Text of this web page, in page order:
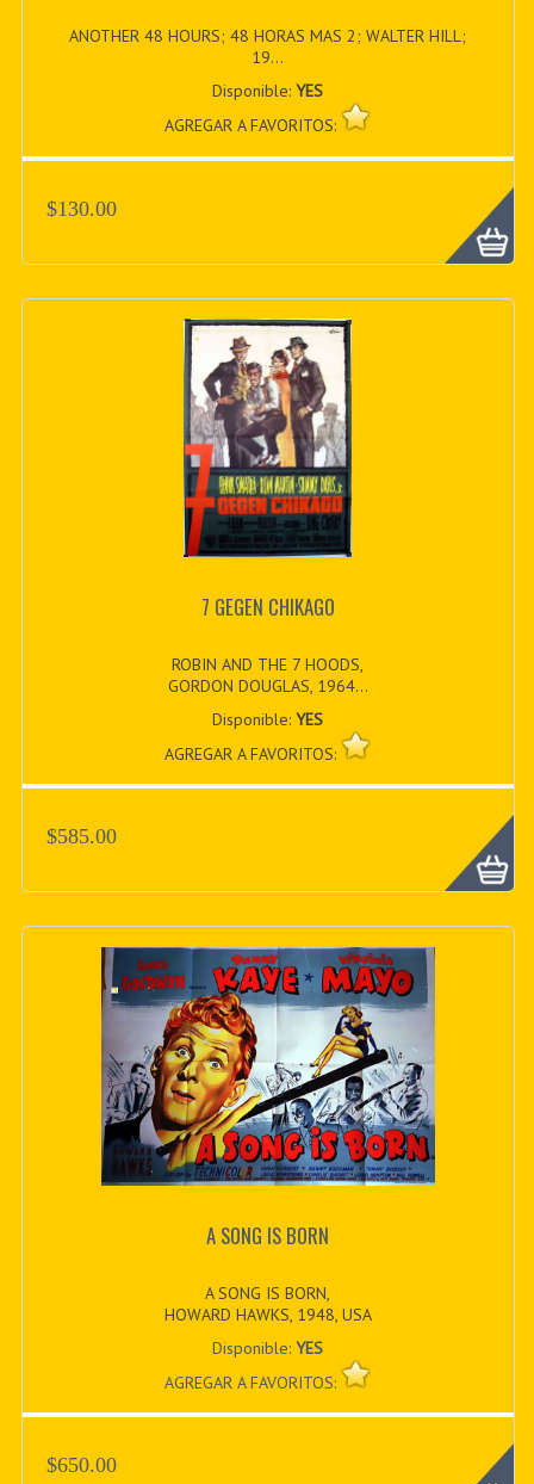
ANOTHER 48 HOURS; 48 HORAS MAS 2; WALTER HILL;
19...
Disponible:YES
AGREGAR A FAVORITOS:
$130.00
7 GEGEN CHIKAGO
ROBIN AND THE 7 HOODS,
GORDON DOUGLAS, 1964...
Disponible:YES
AGREGAR A FAVORITOS:
$585.00
A SONG IS BORN
A SONG IS BORN,
HOWARD HAWKS, 1948, USA
Disponible:YES
AGREGAR A FAVORITOS:
$650.00